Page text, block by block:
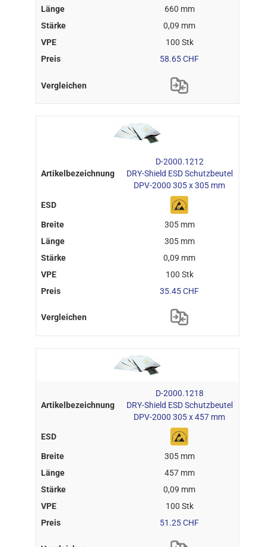
660 mm
0,09 mm
100 Stk
58.65 CHF
D-2000.1212
DRY-Shield ESD Schutzbeutel
DPV-2000 305 x 305 mm
305 mm
305 mm
0,09 mm
100 Stk
35.45 CHF
D-2000.1218
DRY-Shield ESD Schutzbeutel
DPV-2000 305 x 457 mm
305 mm
457 mm
0,09 mm
100 Stk
51.25 CHF